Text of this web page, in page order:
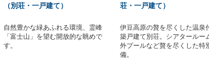
（別荘・一戸建て）
自然豊かな緑あふれる環境、霊峰
「富士山」を望む開放的な眺めで
す。
荘・一戸建て）
伊豆高原の贅を尽くした温泉
築戸建て別荘。シアタールー
外プールなど贅を尽くした特
備。